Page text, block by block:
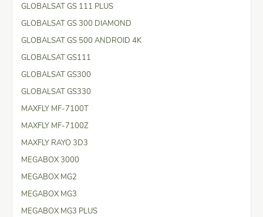
GLOBALSAT GS 111 PLUS
GLOBALSAT GS 300 DIAMOND
GLOBALSAT GS 500 ANDROID 4K
GLOBALSAT GS111
GLOBALSAT GS300
GLOBALSAT GS330
MAXFLY MF-7100T
MAXFLY MF-7100Z
MAXFLY RAYO 3D3
MEGABOX 3000
MEGABOX MG2
MEGABOX MG3
MEGABOX MG3 PLUS